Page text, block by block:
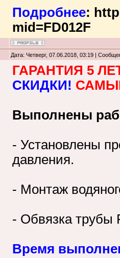
Подробнее:
mid=FD012F
Дата: Четверг, 07.06.2018, 03:19 |
ГАРАНТИЯ 5
СКИДКИ!
Выполнены
- Установлены
давления.
- Монтаж
- Обвязка трубы
Время